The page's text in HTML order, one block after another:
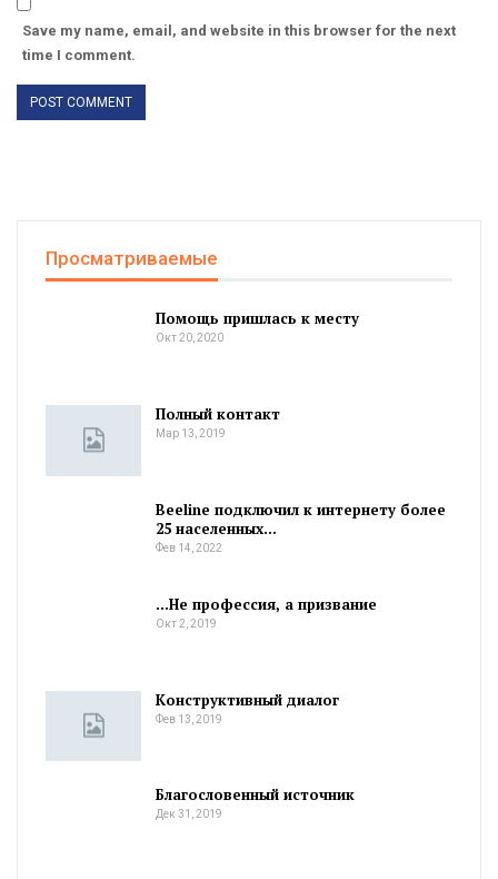
Save my name, email, and website in this browser for the next
time I comment.
Просматриваемые
Помощь пришлась к месту
Окт 20, 2020
Полный контакт
Мар 13, 2019
Beeline подключил к интернету более
25 населенных…
Фев 14, 2022
…Не профессия, а призвание
Окт 2, 2019
Конструктивный диалог
Фев 13, 2019
Благословенный источник
Дек 31, 2019